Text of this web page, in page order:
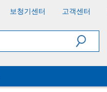
보청기센터 고객센터